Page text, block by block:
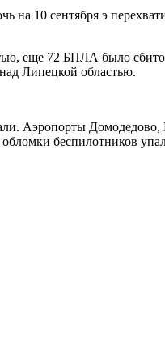
на 10 сентября э
еще 72 БПЛА было сбито
Липецкой областью.
Аэропорты
беспилотников